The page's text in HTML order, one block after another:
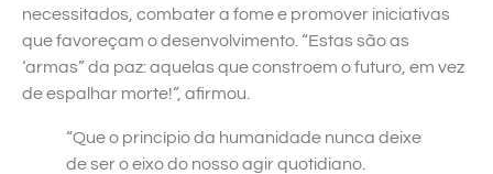
necessitados, combater a fome e promover iniciativas
que favoreçam o desenvolvimento. “Estas são as
‘armas” da paz: aquelas que constroem o futuro, em vez
de espalhar morte!”, afirmou.
“Que o princípio da humanidade nunca deixe
de ser o eixo do nosso agir quotidiano.